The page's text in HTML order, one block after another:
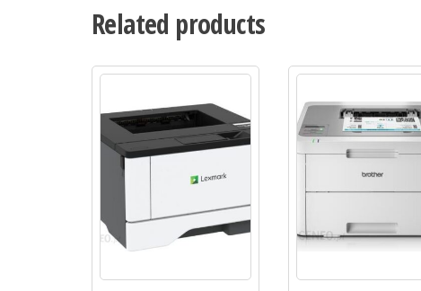
Related products